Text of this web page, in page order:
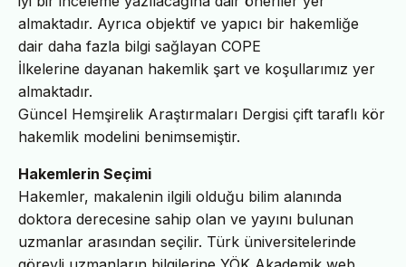
almaktadır. Ayrıca objektif ve yapıcı bir hakemliğe
dair daha fazla bilgi sağlayan COPE
İlkelerine dayanan hakemlik şart ve koşullarımız yer
almaktadır.
Güncel Hemşirelik Araştırmaları Dergisi çift taraflı kör
hakemlik modelini benimsemiştir.
Hakemlerin Seçimi
Hakemler, makalenin ilgili olduğu bilim alanında
doktora derecesine sahip olan ve yayını bulunan
uzmanlar arasından seçilir. Türk üniversitelerinde